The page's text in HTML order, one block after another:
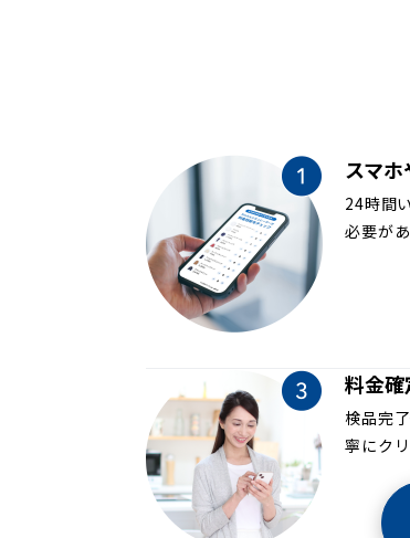
スマ
24時間
必要が
料金
検品完
寧にク